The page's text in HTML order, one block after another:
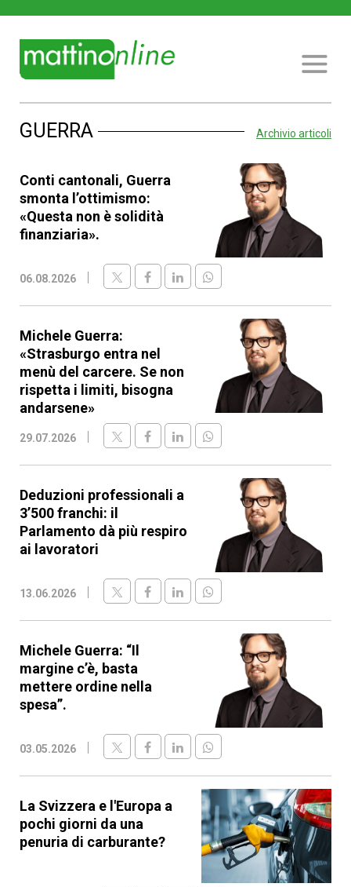
GUERRA Archivio articoli
Conti cantonali, Guerra
smonta l’ottimismo:
«Questa non è solidità
finanziaria».
06.08.2026
Michele Guerra:
«Strasburgo entra nel
menù del carcere. Se non
rispetta i limiti, bisogna
andarsene»
29.07.2026
Deduzioni professionali a
3’500 franchi: il
Parlamento dà più respiro
ai lavoratori
13.06.2026
Michele Guerra: “Il
margine c’è, basta
mettere ordine nella
spesa”.
03.05.2026
La Svizzera e l'Europa a
pochi giorni da una
penuria di carburante?